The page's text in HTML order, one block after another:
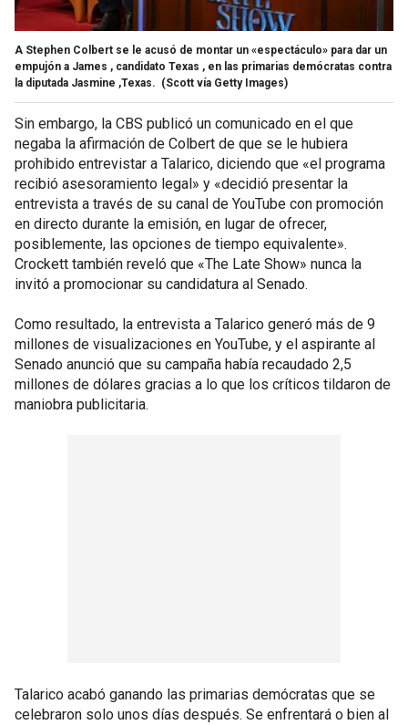
A Stephen Colbert se le acusó de montar un «espectáculo» para dar un
empujón a James , candidato Texas , en las primarias demócratas contra
la diputada Jasmine ,Texas. (Scott vía Getty Images)
Sin embargo, la CBS publicó un comunicado en el que
negaba la afirmación de Colbert de que se le hubiera
prohibido entrevistar a Talarico, diciendo que «el programa
recibió asesoramiento legal» y «decidió presentar la
entrevista a través de su canal de YouTube con promoción
en directo durante la emisión, en lugar de ofrecer,
posiblemente, las opciones de tiempo equivalente».
Crockett también reveló que «The Late Show» nunca la
invitó a promocionar su candidatura al Senado.
Como resultado, la entrevista a Talarico generó más de 9
millones de visualizaciones en YouTube, y el aspirante al
Senado anunció que su campaña había recaudado 2,5
millones de dólares gracias a lo que los críticos tildaron de
maniobra publicitaria.
Talarico acabó ganando las primarias demócratas que se
celebraron solo unos días después. Se enfrentará o bien al